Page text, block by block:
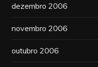
dezembro 2006
novembro 2006
outubro 2006